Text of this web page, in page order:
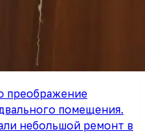
преображение
помещения.
небольшой ремонт в